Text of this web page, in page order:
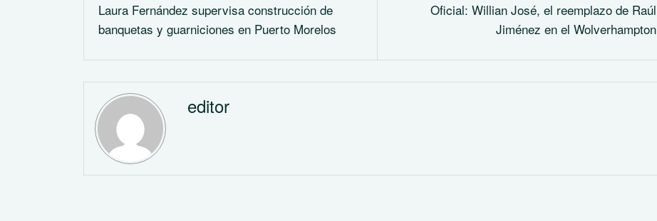
Laura Fernández supervisa construcción de
banquetas y guarniciones en Puerto Morelos
Oficial: Willian José, el reemplazo de Raúl
Jiménez en el Wolverhampton
editor